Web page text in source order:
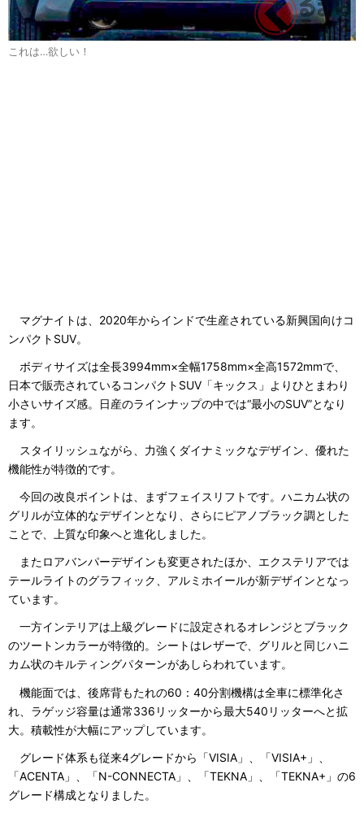
これは…欲しい！
マグナイトは、2020年からインドで生産されている新興国向けコ
ンパクトSUV。
ボディサイズは全長3994mm×全幅1758mm×全高1572mmで、
日本で販売されているコンパクトSUV「キックス」よりひとまわり
小さいサイズ感。日産のラインナップの中では“最小のSUV”となり
ます。
スタイリッシュながら、力強くダイナミックなデザイン、優れた
機能性が特徴的です。
今回の改良ポイントは、まずフェイスリフトです。ハニカム状の
グリルが立体的なデザインとなり、さらにピアノブラック調とした
ことで、上質な印象へと進化しました。
またロアバンパーデザインも変更されたほか、エクステリアでは
テールライトのグラフィック、アルミホイールが新デザインとなっ
ています。
一方インテリアは上級グレードに設定されるオレンジとブラック
のツートンカラーが特徴的。シートはレザーで、グリルと同じハニ
カム状のキルティングパターンがあしらわれています。
機能面では、後席背もたれの60：40分割機構は全車に標準化さ
れ、ラゲッジ容量は通常336リッターから最大540リッターへと拡
大。積載性が大幅にアップしています。
グレード体系も従来4グレードから「VISIA」、「VISIA+」、
「ACENTA」、「N-CONNECTA」、「TEKNA」、「TEKNA+」の6
グレード構成となりました。